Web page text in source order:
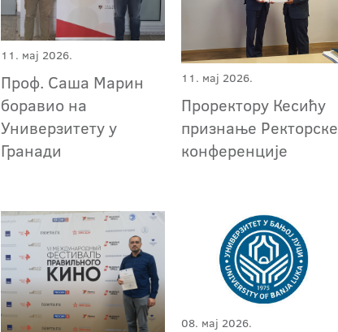
11. мај 2026.
Проф. Саша Марин
боравио на
Универзитету у
Гранади
11. мај 2026.
Проректору Кесићу
признање Ректорске
конференције
08. мај 2026.